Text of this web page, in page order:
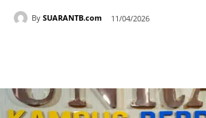
By SUARANTB.com 11/04/2026